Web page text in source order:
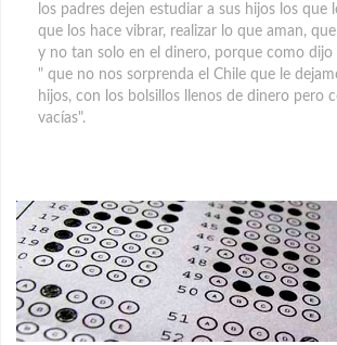
los padres dejen estudiar a sus hijos los que
que los hace vibrar, realizar lo que aman,
y no tan solo en el dinero, porque como dijo
" que no nos sorprenda el Chile que le
hijos, con los bolsillos llenos de dinero pero
vacías".